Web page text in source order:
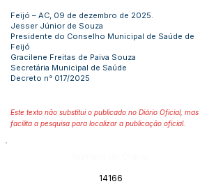
Feijó – AC, 09 de dezembro de 2025.
Jesser Júnior de Souza
Presidente do Conselho Municipal de Saúde de
Feijó
Gracilene Freitas de Paiva Souza
Secretária Municipal de Saúde
Decreto n° 017/2025
Este texto não substitui o publicado no Diário Oficial, mas
facilita a pesquisa para localizar a publicação oficial.
14166